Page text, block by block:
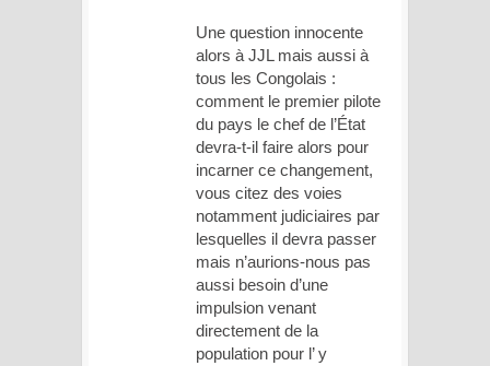
Une question innocente
alors à JJL mais aussi à
tous les Congolais :
comment le premier pilote
du pays le chef de l’État
devra-t-il faire alors pour
incarner ce changement,
vous citez des voies
notamment judiciaires par
lesquelles il devra passer
mais n’aurions-nous pas
aussi besoin d’une
impulsion venant
directement de la
population pour l’ y